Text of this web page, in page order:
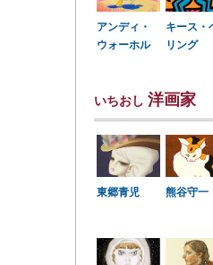
アンディ・
ウォーホル
キース・
リング
いちおし 洋画家
東郷青児 熊谷守一